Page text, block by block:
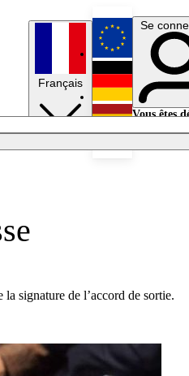
Français
English
Deutsch
Se
Vous êtes
signature de l’accord de sortie.